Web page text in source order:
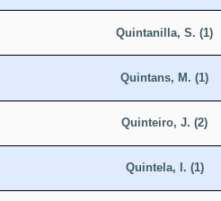
Quintanilla, S. (1)
Quintans, M. (1)
Quinteiro, J. (2)
Quintela, I. (1)